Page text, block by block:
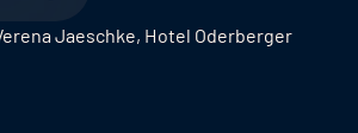
Jaeschke, Hotel Oderberger